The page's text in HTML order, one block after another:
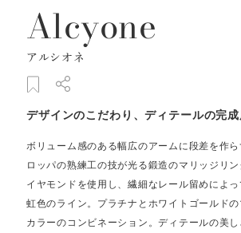
ONLINE SHOP
0120-220-338
カタログ請求
お問い合わせ
Alcyone
アルシオネ
デザインのこだわり、ディテールの完成
ボリューム感のある幅広のアームに段差を作
ロッパの熟練工の技が光る鍛造のマリッジリ
イヤモンドを使用し、繊細なレール留めによ
虹色のライン。プラチナとホワイトゴールド
カラーのコンビネーション。ディテールの美